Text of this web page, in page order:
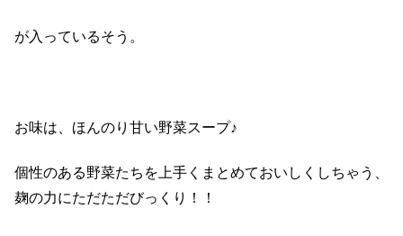
が入っているそう。
お味は、ほんのり甘い野菜スープ♪
個性のある野菜たちを上手くまとめておいしくしちゃう、
麹の力にただただびっくり！！